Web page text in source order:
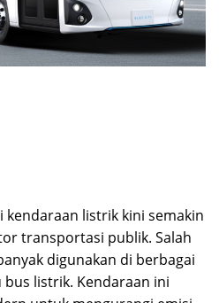
kendaraan listrik kini semakin
transportasi publik. Salah
digunakan di berbagai
bus listrik. Kendaraan ini